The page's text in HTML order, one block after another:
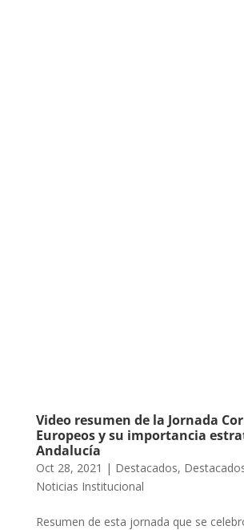
Video resumen de la Jornada
Europeos y su importancia
Andalucía
Oct 28, 2021 | Destacados,
Noticias Institucional
Resumen de esta jornada que se